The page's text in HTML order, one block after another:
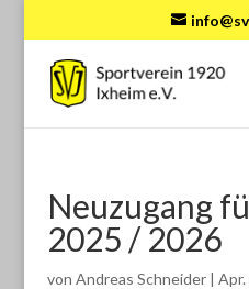
Neuzugang
2025 / 2026
von Andreas Schneider| Apr.